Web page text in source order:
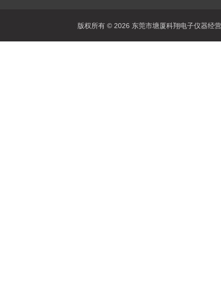
版权所有 © 2026 东莞市塘厦科翔电子仪器